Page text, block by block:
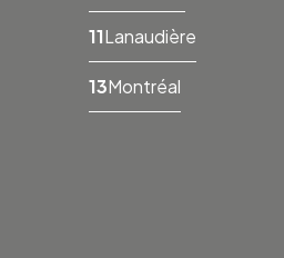
Lanaudière
Montréal